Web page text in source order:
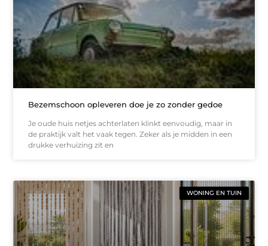
Bezemschoon opleveren doe je zo zonder gedoe
Je oude huis netjes achterlaten klinkt eenvoudig, maar in
de praktijk valt het vaak tegen. Zeker als je midden in een
drukke verhuizing zit en
WONING EN TUIN